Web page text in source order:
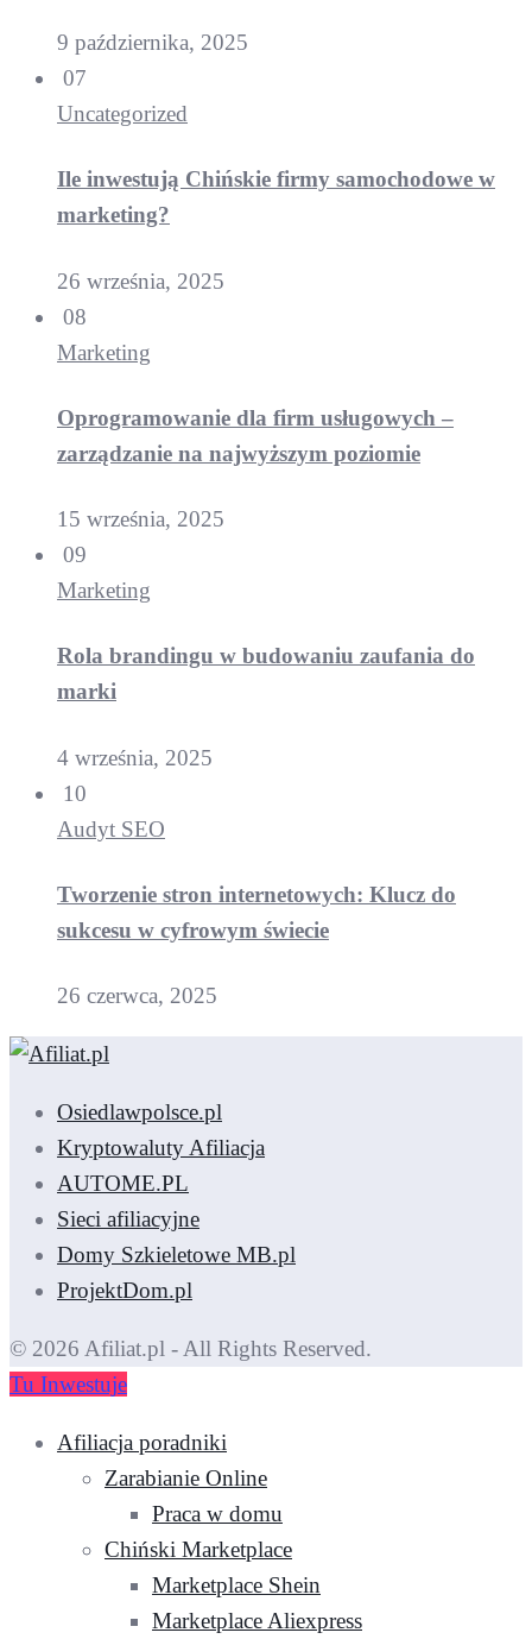
9 października, 2025
07
Uncategorized
Ile inwestują Chińskie firmy samochodowe w
marketing?
26 września, 2025
08
Marketing
Oprogramowanie dla firm usługowych –
zarządzanie na najwyższym poziomie
15 września, 2025
09
Marketing
Rola brandingu w budowaniu zaufania do
marki
4 września, 2025
10
Audyt SEO
Tworzenie stron internetowych: Klucz do
sukcesu w cyfrowym świecie
26 czerwca, 2025
Osiedlawpolsce.pl
Kryptowaluty Afiliacja
AUTOME.PL
Sieci afiliacyjne
Domy Szkieletowe MB.pl
ProjektDom.pl
© 2026 Afiliat.pl - All Rights Reserved.
Tu Inwestuje
Afiliacja poradniki
Zarabianie Online
Praca w domu
Chiński Marketplace
Marketplace Shein
Marketplace Aliexpress